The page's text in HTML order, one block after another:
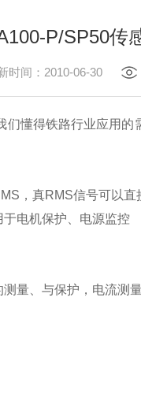
P/SP50传
时间：2010-06-30
懂得铁路行业应用
，真RMS信号可以
电机保护、电源监控
量、与保护，电流测